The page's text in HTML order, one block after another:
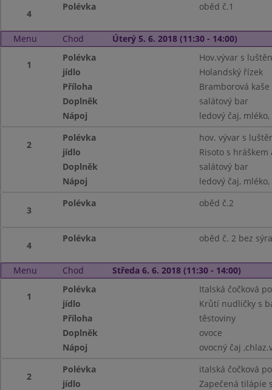
4
Polévka oběd č.1
Menu Chod Úterý 5. 6. 2018 (11:30 - 14:00)
1
Polévka
Hov.vývar s
jídlo
Holandský řízek
Příloha
Bramborová kaše
Doplněk
salátový bar
Nápoj
ledový čaj,
2
Polévka
hov. vývar s
jídlo
Risoto s
Doplněk
salátový bar
Nápoj
ledový čaj,
3
Polévka oběd č.2
4
Polévka oběd č. 2 bez sýra
Menu Chod Středa 6. 6. 2018 (11:30 - 14:00)
1
Polévka
Italská čočková
jídlo
Krůtí nudličky s
Příloha
těstoviny
Doplněk
ovoce
Nápoj
ovocný čaj
2
Polévka
italská čočková
jídlo
Zapečená tilápie